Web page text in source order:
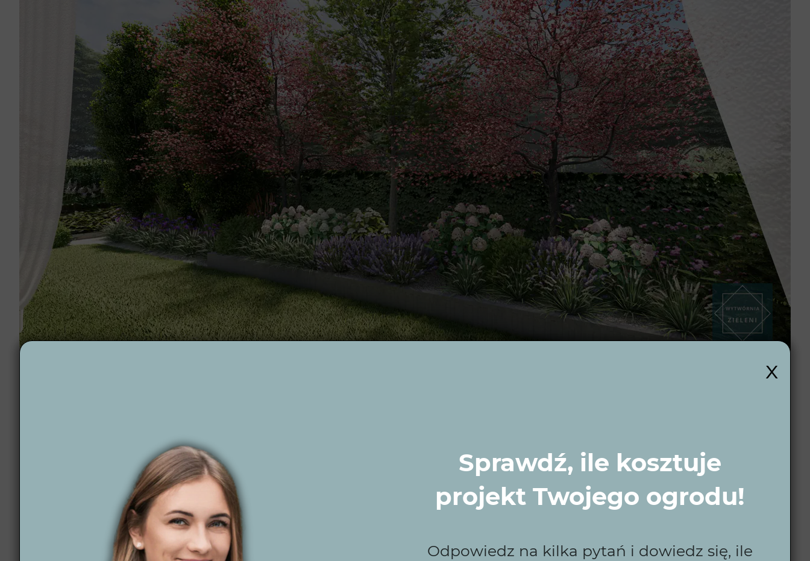
projektowania ogrodów w Osieku?
to pracownia architektury krajobrazu, która łączy kreatywność z wieloletnim doświadczeniem, tworząc ogrody dopasowane do
indywidualnych potrzeb klientów. W Osieku i okolicach oferujemy kompleksowe usługi projektowe, obejmujące wszystko od pierwszych koncepcji po gotowe
realizacje. Nasze projekty łączą estetykę z funkcjonalnością, przekształcając ogrody w przestrzenie idealne do wypoczynku.
x
Sprawdź, ile kosztuje
projekt Twojego ogrodu!
Odpowiedz na kilka pytań i dowiedz się, ile